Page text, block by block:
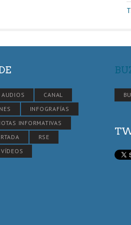
AUDIOS
CANAL
INFOGRAFÍAS
INFORMATIVAS
RSE
VÍDEOS